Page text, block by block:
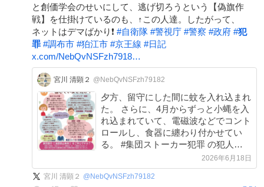
と創価学会のせいにして、逃げ切ろうという【偽旗作
戦】を仕掛けているのも、↑この人達。したがって、
ネットはデマばかり❗ #自衛隊 #警視庁 #警察 #政府 #犯
罪 #調布市 #狛江市 #京王線 #日記
x.com/NebQvNSFzh7918…
宮川 清顕２ @NebQvNSFzh79182
夕方、留守にした間に蚊を入れ込まれ
た。 さらに、4月からずっと小蝿を入
れ込まれていて、電磁波などでコント
ロールし、食器に纏わり付かせてい
る。 #集団ストーカー犯罪 の犯人👉#
防衛省 電波部、及び、#陸上自衛隊 情
報科。 #自衛隊 #警視庁 #警察 #国家
情報局 #政府 #犯罪 #調布 #狛江 #世田
2026年6月18日
宮川 清顕２ @ NebQvNSFzh79182